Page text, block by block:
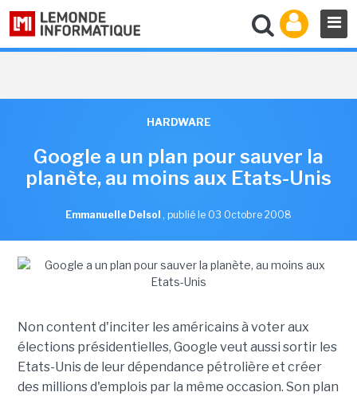
HARDWARE
Google a un plan pour sauver la
planète, au moins aux Etats-Unis
Emmanuelle Delsol , publié le 03 Octobre 2008
Non content d'inciter les américains à voter aux
élections présidentielles, Google veut aussi sortir les
Etats-Unis de leur dépendance pétrolière et créer
des millions d'emplois par la même occasion. Son plan